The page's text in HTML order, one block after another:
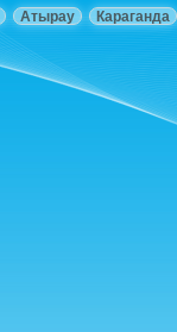
Караганда
Атырау